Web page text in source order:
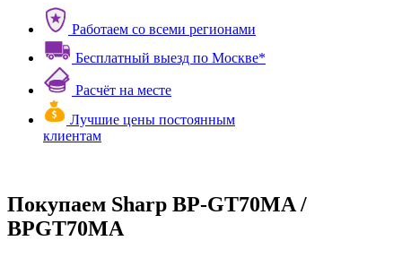
Работаем со всеми регионами
Бесплатный выезд по Москве*
Расчёт на месте
Лучшие цены постоянным
клиентам
Покупаем Sharp BP-GT70MA /
BPGT70MA